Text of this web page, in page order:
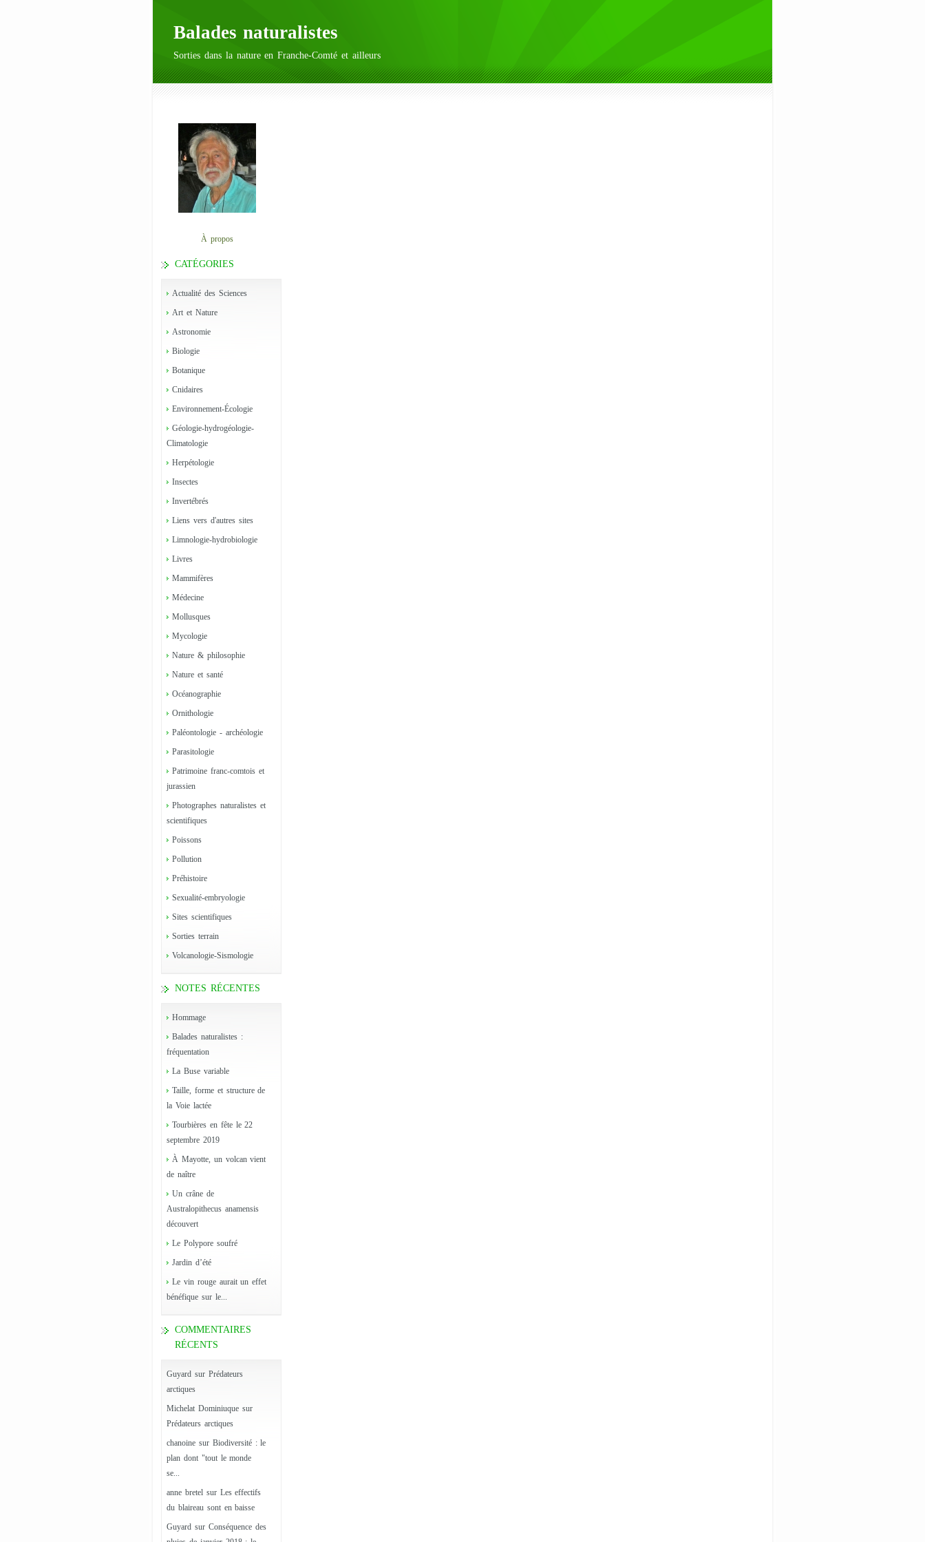
Balades naturalistes
Sorties dans la nature en Franche-Comté et ailleurs
À propos
CATÉGORIES
Actualité des Sciences
Art et Nature
Astronomie
Biologie
Botanique
Cnidaires
Environnement-Écologie
Géologie-hydrogéologie-
Climatologie
Herpétologie
Insectes
Invertébrés
Liens vers d'autres sites
Limnologie-hydrobiologie
Livres
Mammifères
Médecine
Mollusques
Mycologie
Nature & philosophie
Nature et santé
Océanographie
Ornithologie
Paléontologie - archéologie
Parasitologie
Patrimoine franc-comtois et
jurassien
Photographes naturalistes et
scientifiques
Poissons
Pollution
Préhistoire
Sexualité-embryologie
Sites scientifiques
Sorties terrain
Volcanologie-Sismologie
NOTES RÉCENTES
Hommage
Balades naturalistes :
fréquentation
La Buse variable
Taille, forme et structure de
la Voie lactée
Tourbières en fête le 22
septembre 2019
À Mayotte, un volcan vient
de naître
Un crâne de
Australopithecus anamensis
découvert
Le Polypore soufré
Jardin d’été
Le vin rouge aurait un effet
bénéfique sur le...
COMMENTAIRES
RÉCENTS
Guyard sur Prédateurs
arctiques
Michelat Dominiuquesur
Prédateurs arctiques
chanoine sur Biodiversité : le
plan dont "tout le monde
se...
anne bretelsur Les effectifs
du blaireau sont en baisse
Guyard sur Conséquence des